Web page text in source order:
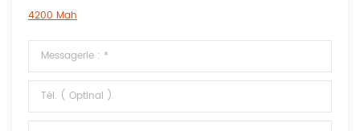
4200 Mah